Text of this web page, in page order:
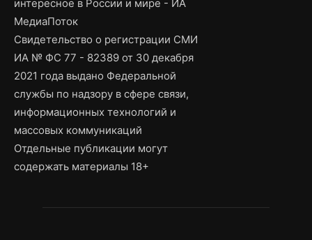
интересное в России и мире - ИА
МедиаПоток
Свидетельство о регистрации СМИ
ИА № ФС 77 - 82389 от 30 декабря
2021 года выдано Федеральной
службы по надзору в сфере связи,
информационных технологий и
массовых коммуникаций
Отдельные публикации могут
содержать материалы 18+